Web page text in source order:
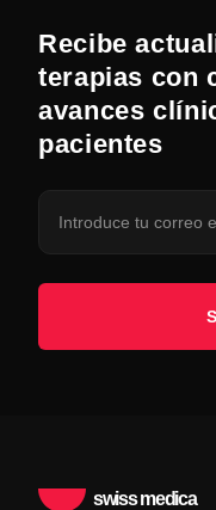
Recibe
terapias con
avances
pacientes
swiss medica